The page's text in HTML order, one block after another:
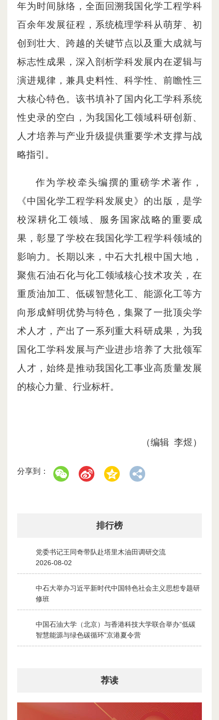
年为时间脉络，全面回溯我国化学工程学科
百余年发展征程，系统梳理学科从萌芽、初
创到壮大、跨越的关键节点以及重大成就与
标志性成果，深入剖析学科发展内在逻辑与
演进规律，兼具史料性、科学性、前瞻性三
大核心特色。 该书填补了国内化工学科系统
性史录的空白，为我国化工领域科研创新、
人才培养与产业升级提供重要学术支撑与战
略指引。
作为学校牵头编撰的重磅学术著作，
《中国化学工程学科发展史》的出版，是学
校深耕化工领域、服务国家战略的重要成
果，彰显了学校在我国化学工程学科领域的
影响力。长期以来，中石大扎根中国大地，
聚焦石油石化与化工领域核心技术攻关，在
重质油加工、低碳智慧化工、能源化工等方
向形成鲜明优势与特色，集聚了一批顶尖学
术人才，产出了一系列重大科研成果，为我
国化工学科发展与产业进步培养了大批领军
人才，始终是推动我国化工事业高质量发展
的核心力量、行业标杆。
（编辑 李煜）
分享到：
排行榜
党委书记王同奇带队赴塔里木油田调研交流
2026-08-02
中石大举办习近平新时代中国特色社会主义思想专题研
修班
2026-07-28
中国石油大学（北京）与香港科技大学联合举办“低碳
智慧能源与绿色碳循环”京港夏令营
2026-07-30
荐读